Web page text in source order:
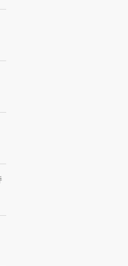
对话】华住集团
：不靠规模取胜，华
增长引擎是什么？